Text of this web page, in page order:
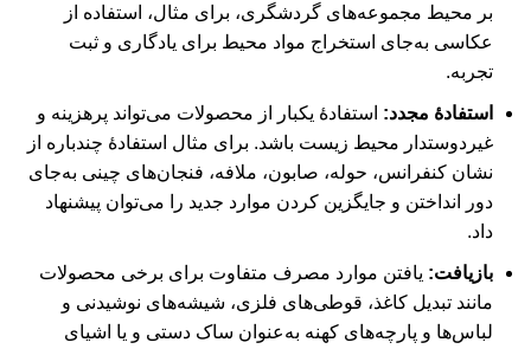
بر محیط‌ مجموعه‌های گردشگری، برای مثال، استفاده از
عکاسی به‌جای استخراج مواد محیط برای یادگاری و ثبت
تجربه.
استفادۀ مجدد: استفادۀ یکبار از محصولات می‌تواند پرهزینه و
غیردوستدار محیط زیست باشد. برای مثال استفادۀ چندباره از
نشان کنفرانس، حوله‌، صابون، ملافه، فنجان‌های چینی به‌جای
دور انداختن و جایگزین کردن موارد جدید را می‌توان پیشنهاد
داد.
بازیافت: یافتن موارد مصرف متفاوت برای برخی محصولات
مانند تبدیل کاغذ، قوطی‌های فلزی، شیشه‌های نوشیدنی و
لباس‌ها و پارچه‌های کهنه به‌عنوان ساک دستی و یا اشیای